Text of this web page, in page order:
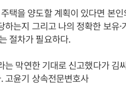
택을 양도할 계획이 있다면 본
하는지 그리고 나의 정확한 보유
절차가 필요하다.
막연한 기대로 신고했다가 김
고윤기 상속전문변호사